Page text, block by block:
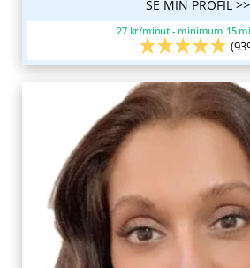
SE MIN PROFIL >>
27 kr/minut - minimum 15